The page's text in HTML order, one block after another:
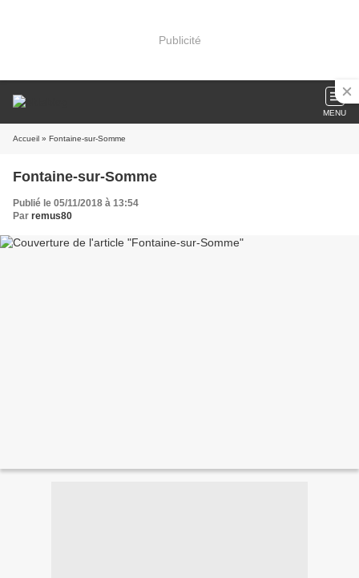
Publicité
MENU
Accueil » Fontaine-sur-Somme
Fontaine-sur-Somme
Publié le 05/11/2018 à 13:54
Par remus80